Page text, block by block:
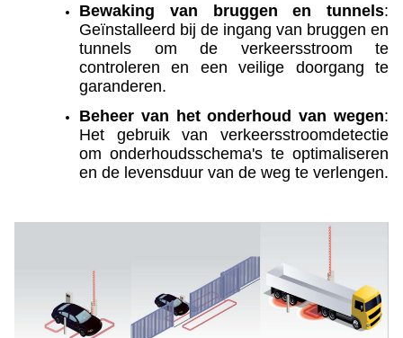
Bewaking van bruggen en tunnels:
Geïnstalleerd bij de ingang van bruggen en
tunnels om de verkeersstroom te
controleren en een veilige doorgang te
garanderen.
Beheer van het onderhoud van wegen:
Het gebruik van verkeersstroomdetectie
om onderhoudsschema's te optimaliseren
en de levensduur van de weg te verlengen.